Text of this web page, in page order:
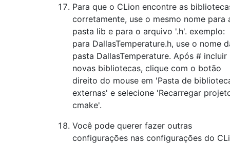
Para que o CLion encontre as
corretamente, use o mesmo nome para
pasta lib e para o arquivo '.h'. exemplo:
para DallasTemperature.h, use o nome
pasta DallasTemperature. Após # incluir
novas bibliotecas, clique com o botão
direito do mouse em 'Pasta de
externas' e selecione 'Recarregar
cmake'.
Você pode querer fazer outras
configurações nas configurações do